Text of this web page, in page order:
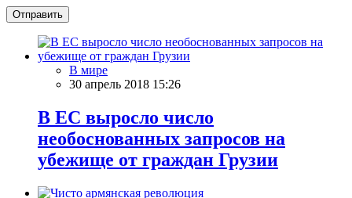
Отправить
В мире
30 апрель 2018 15:26
В ЕС выросло число
необоснованных запросов на
убежище от граждан Грузии